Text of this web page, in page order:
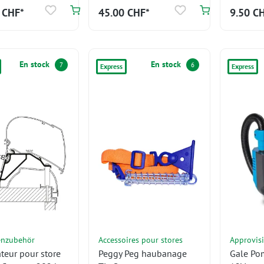
45.00 CHF* 9.50
En stock 7
pour store
Express En stock 6
Accessoires pour stores
Peggy Peg haubanage
Express
Gale